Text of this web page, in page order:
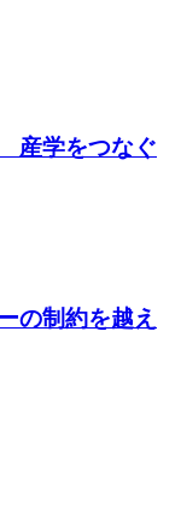
産学をつなぐ
の制約を越え